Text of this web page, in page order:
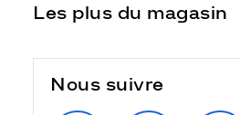
Les plus du magasin
Nous suivre